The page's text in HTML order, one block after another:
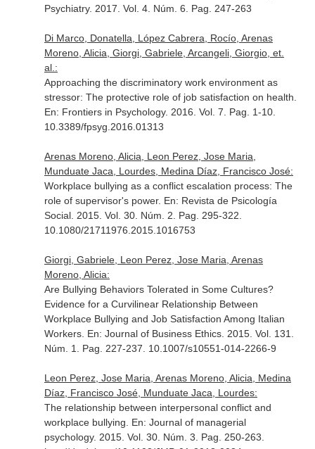
Psychiatry. 2017. Vol. 4. Núm. 6. Pag. 247-263
Di Marco, Donatella, López Cabrera, Rocío, Arenas
Moreno, Alicia, Giorgi, Gabriele, Arcangeli, Giorgio, et.
al.:
Approaching the discriminatory work environment as
stressor: The protective role of job satisfaction on health.
En: Frontiers in Psychology. 2016. Vol. 7. Pag. 1-10.
10.3389/fpsyg.2016.01313
Arenas Moreno, Alicia, Leon Perez, Jose Maria,
Munduate Jaca, Lourdes, Medina Díaz, Francisco José:
Workplace bullying as a conflict escalation process: The
role of supervisor's power. En: Revista de Psicología
Social. 2015. Vol. 30. Núm. 2. Pag. 295-322.
10.1080/21711976.2015.1016753
Giorgi, Gabriele, Leon Perez, Jose Maria, Arenas
Moreno, Alicia:
Are Bullying Behaviors Tolerated in Some Cultures?
Evidence for a Curvilinear Relationship Between
Workplace Bullying and Job Satisfaction Among Italian
Workers. En: Journal of Business Ethics. 2015. Vol. 131.
Núm. 1. Pag. 227-237. 10.1007/s10551-014-2266-9
Leon Perez, Jose Maria, Arenas Moreno, Alicia, Medina
Díaz, Francisco José, Munduate Jaca, Lourdes:
The relationship between interpersonal conflict and
workplace bullying. En: Journal of managerial
psychology. 2015. Vol. 30. Núm. 3. Pag. 250-263.